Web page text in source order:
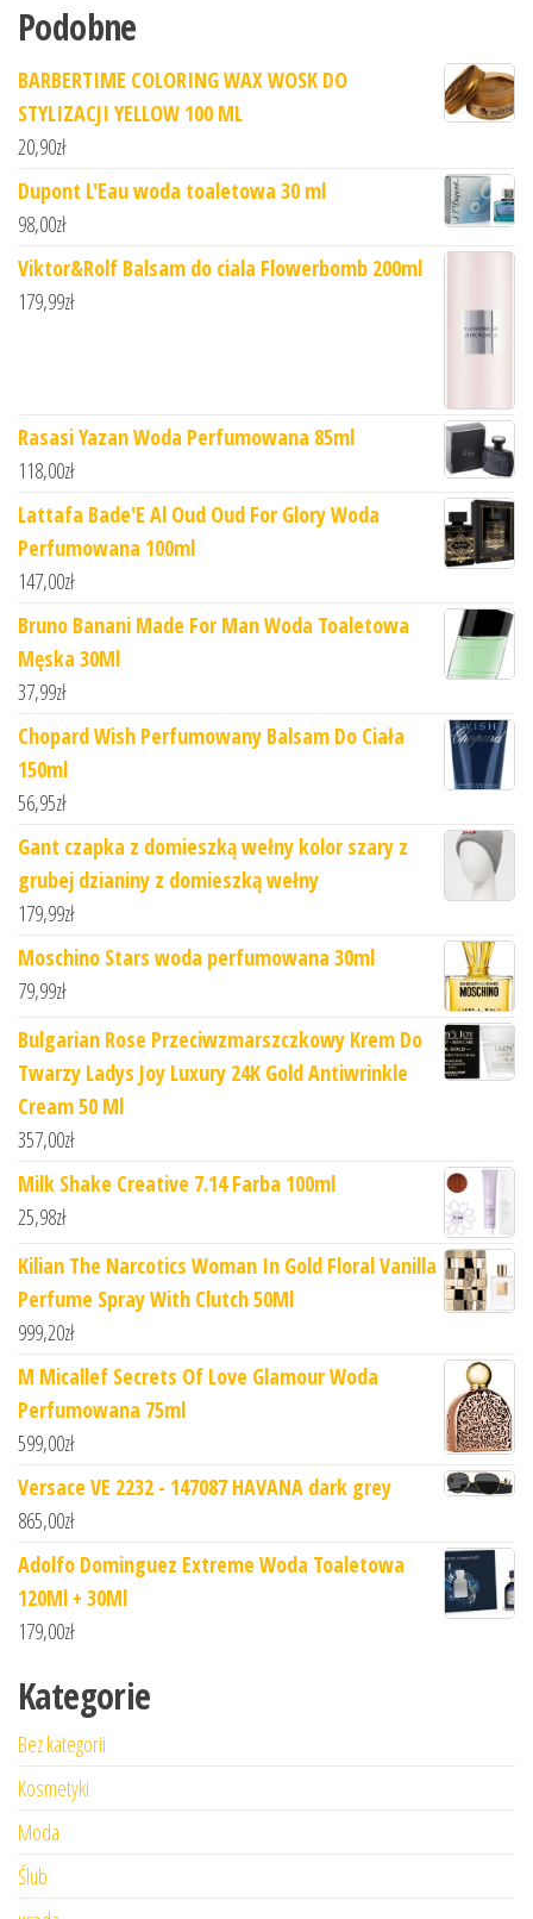
Podobne
BARBERTIME COLORING WAX WOSK DO
STYLIZACJI YELLOW 100 ML
20,90zł
Dupont L'Eau woda toaletowa 30 ml
98,00zł
Viktor&Rolf Balsam do ciala Flowerbomb 200ml
179,99zł
Rasasi Yazan Woda Perfumowana 85ml
118,00zł
Lattafa Bade'E Al Oud Oud For Glory Woda
Perfumowana 100ml
147,00zł
Bruno Banani Made For Man Woda Toaletowa
Męska 30Ml
37,99zł
Chopard Wish Perfumowany Balsam Do Ciała
150ml
56,95zł
Gant czapka z domieszką wełny kolor szary z
grubej dzianiny z domieszką wełny
179,99zł
Moschino Stars woda perfumowana 30ml
79,99zł
Bulgarian Rose Przeciwzmarszczkowy Krem Do
Twarzy Ladys Joy Luxury 24K Gold Antiwrinkle
Cream 50 Ml
357,00zł
Milk Shake Creative 7.14 Farba 100ml
25,98zł
Kilian The Narcotics Woman In Gold Floral Vanilla
Perfume Spray With Clutch 50Ml
999,20zł
M Micallef Secrets Of Love Glamour Woda
Perfumowana 75ml
599,00zł
Versace VE 2232 - 147087 HAVANA dark grey
865,00zł
Adolfo Dominguez Extreme Woda Toaletowa
120Ml + 30Ml
179,00zł
Kategorie
Bez kategorii
Kosmetyki
Moda
Ślub